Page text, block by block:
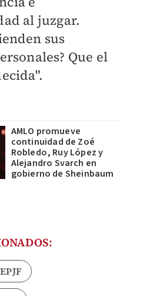
al juzgar.
sus
Que el
AMLO promueve
continuidad de Zoé
Robledo, Ruy López y
Alejandro Svarch en
gobierno de Sheinbaum